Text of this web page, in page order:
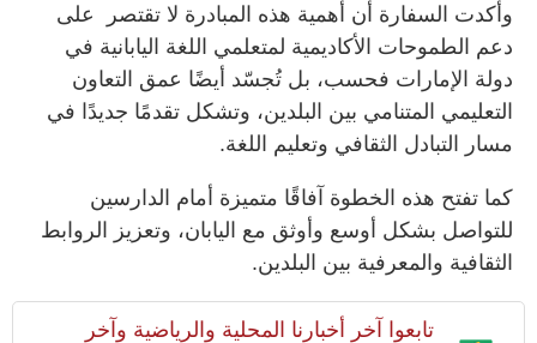
وأكدت السفارة أن أهمية هذه المبادرة لا تقتصر على
دعم الطموحات الأكاديمية لمتعلمي اللغة اليابانية في
دولة الإمارات فحسب، بل تُجسّد أيضًا عمق التعاون
التعليمي المتنامي بين البلدين، وتشكل تقدمًا جديدًا في
مسار التبادل الثقافي وتعليم اللغة.
كما تفتح هذه الخطوة آفاقًا متميزة أمام الدارسين
للتواصل بشكل أوسع وأوثق مع اليابان، وتعزيز الروابط
الثقافية والمعرفية بين البلدين.
تابعوا آخر أخبارنا المحلية والرياضية وآخر